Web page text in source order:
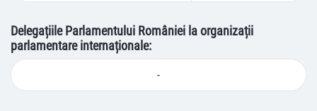
Delegațiile Parlamentului României la organizații
parlamentare internaționale:
-